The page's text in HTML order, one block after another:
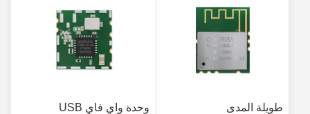
طويلة المدى
وحدة واي فاي USB